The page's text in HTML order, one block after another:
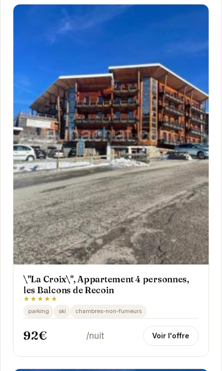
\"La Croix\", Appartement 4 personnes,
les Balcons de Recoin
★★★★★
parking ski chambres-non-fumeurs
92€ /nuit Voir l'offre